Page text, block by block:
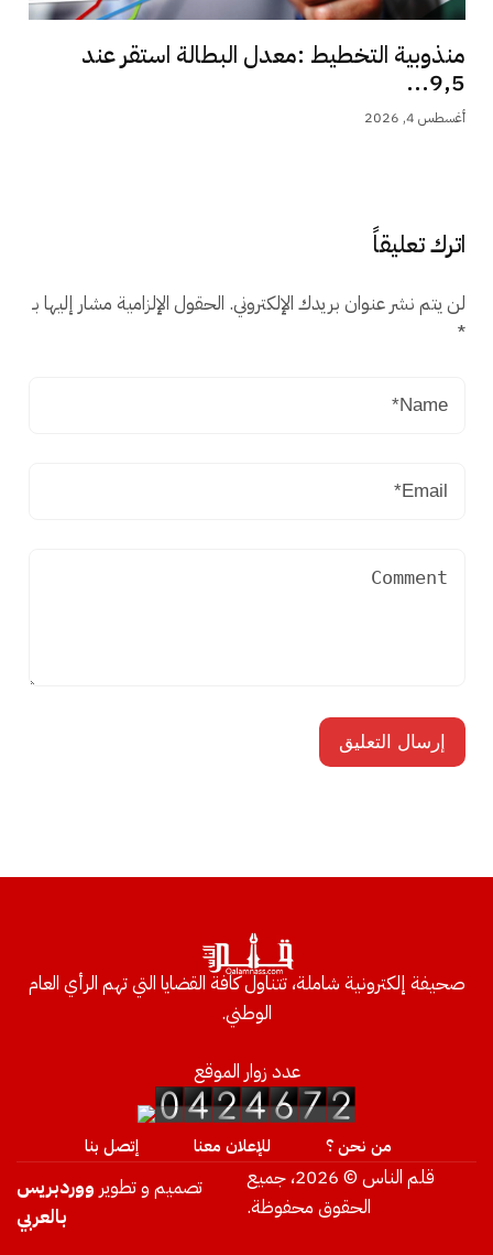
منذوبية التخطيط :معدل البطالة استقر عند
9,5...
أغسطس 4, 2026
اترك تعليقاً
لن يتم نشر عنوان بريدك الإلكتروني. الحقول الإلزامية مشار إليها بـ
*
صحيفة إلكترونية شاملة، تتناول كافة القضايا التي تهم الرأي العام
الوطني.
عدد زوار الموقع
من نحن ؟ للإعلان معنا إتصل بنا
قلم الناس © 2026، جميع
الحقوق محفوظة.
تصميم و تطوير ووردبريس
بالعربي